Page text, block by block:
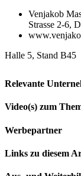
Venjakob
Strasse 2-6,
Halle 5, Stand B45
Relevante
Video(s) zum
Werbepartner
Links zu diesem